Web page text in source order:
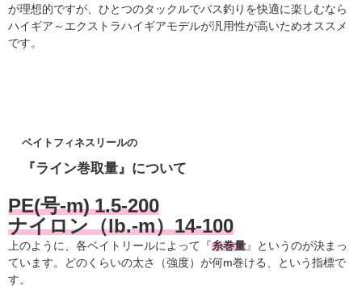
が理想的ですが、ひとつのタックルでバス釣りを快適に楽しむなら
ハイギア～エクストラハイギアモデルが汎用性が高いためオススメ
です。
ベイトフィネスリールの
『ライン巻取量』について
PE(号-m) 1.5-200
ナイロン（lb.-m）14-100
上のように、各ベイトリールによって『糸巻量 』というのが決まっ
ています。どのくらいの太さ（強度）が何m巻ける、という指標で
す。